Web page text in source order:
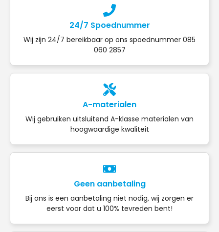
24/7 Spoednummer
Wij zijn 24/7 bereikbaar op ons spoednummer 085
060 2857
A-materialen
Wij gebruiken uitsluitend A-klasse materialen van
hoogwaardige kwaliteit
Geen aanbetaling
Bij ons is een aanbetaling niet nodig, wij zorgen er
eerst voor dat u 100% tevreden bent!